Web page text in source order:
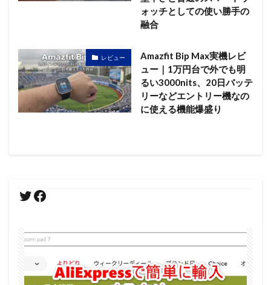
ォッチとしての使い勝手の
融合
レビュー
Amazfit Bip Max実機レビ
ュー｜1万円台で外でも明
るい3000nits、20日バッテ
リーなどエントリー機なの
に使える機能爆盛り